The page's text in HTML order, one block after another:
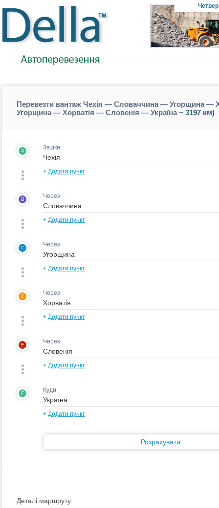
Четвер
Перевезти вантаж Чехія — Словаччина — Угорщина —
Угорщина — Хорватія — Словенія — Україна~ 3197 км)
A Звідки
+ Додати пункт
B Через
+ Додати пункт
C Через
+ Додати пункт
D Через
+ Додати пункт
E Через
+ Додати пункт
F Куди
+ Додати пункт
Розрахувати
Деталі маршруту: